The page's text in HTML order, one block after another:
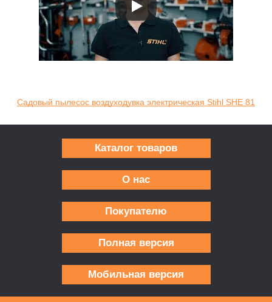
Садовый пылесос воздуходувка электрическая Stihl SHE 81
Каталог товаров
О нас
Покупателю
Полная версия
Мобильная версия